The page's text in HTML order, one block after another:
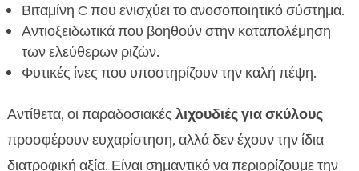
Βιταμίνη C που ενισχύει το ανοσοποιητικό σύστημα.
Αντιοξειδωτικά που βοηθούν στην καταπολέμηση
των ελεύθερων ριζών.
Φυτικές ίνες που υποστηρίζουν την καλή πέψη.
Αντίθετα, οι παραδοσιακές λιχουδιές για σκύλους
προσφέρουν ευχαρίστηση, αλλά δεν έχουν την ίδια
διατροφική αξία. Είναι σημαντικό να περιορίζουμε την